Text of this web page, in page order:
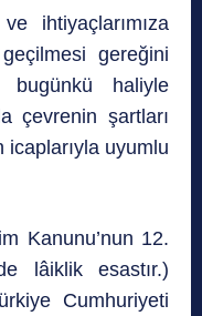
ihtiyaçlarımıza
gereğini
bugünkü haliyle
çevrenin şartları
icaplarıyla uyumlu
Kanunu’nun 12.
lâiklik esastır.)
Cumhuriyeti